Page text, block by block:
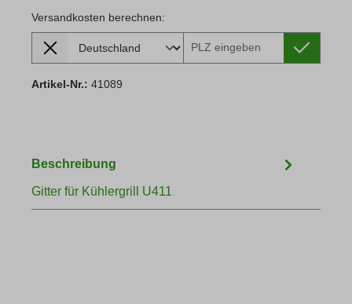
Versandkosten berechnen:
Lieferland
Versandkosten berechnen:
Artikel-Nr.: 41089
Beschreibung
Gitter für Kühlergrill U411